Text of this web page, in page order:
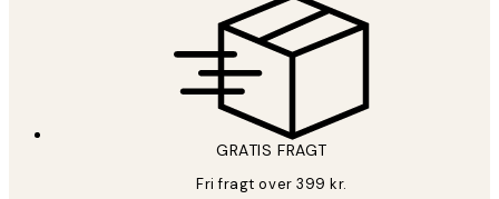
GRATIS FRAGT
Fri fragt over 399 kr.